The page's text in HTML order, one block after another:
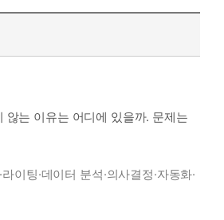
는 이유는 어디에 있을까. 문제는
팅·데이터 분석·의사결정·자동화·